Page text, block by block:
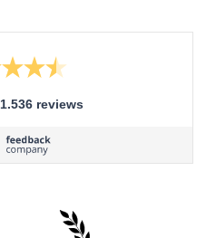
1.536 reviews